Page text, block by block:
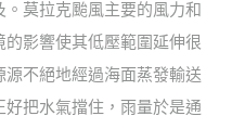
莫拉克颱風主要的風力和
影響使其低壓範圍延伸很
不絕地經過海面蒸發輸送
把水氣擋住，雨量於是通